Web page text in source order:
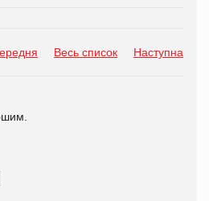
Весь список Наступна